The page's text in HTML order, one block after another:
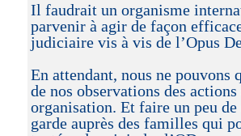
Il faudrait un organisme
parvenir à agir de façon
judiciaire vis à vis de l’Opus
En attendant, nous ne pouvons
de nos observations des actions
organisation. Et faire un peu de
garde auprès des familles qui